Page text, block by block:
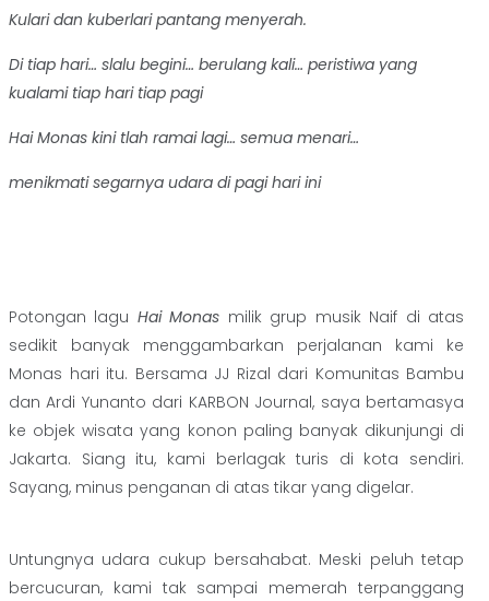
Kulari dan kuberlari pantang menyerah.
Di tiap hari… slalu begini… berulang kali… peristiwa yang
kualami tiap hari tiap pagi
Hai Monas kini tlah ramai lagi… semua menari…
menikmati segarnya udara di pagi hari ini
Potongan lagu Hai Monas milik grup musik Naif di atas
sedikit banyak menggambarkan perjalanan kami ke
Monas hari itu. Bersama JJ Rizal dari Komunitas Bambu
dan Ardi Yunanto dari KARBON Journal, saya bertamasya
ke objek wisata yang konon paling banyak dikunjungi di
Jakarta. Siang itu, kami berlagak turis di kota sendiri.
Sayang, minus penganan di atas tikar yang digelar.
Untungnya udara cukup bersahabat. Meski peluh tetap
bercucuran, kami tak sampai memerah terpanggang